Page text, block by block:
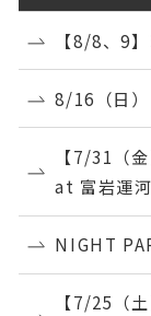
【8/8、9
8/16（日）
【7/31（
at 富岩運
NIGHT
【7/25（